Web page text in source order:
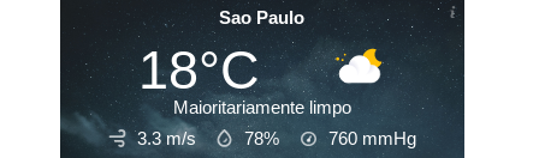
Sao Paulo
18°C
Maioritariamente limpo
3.3 m/s
78% 760 mmHg